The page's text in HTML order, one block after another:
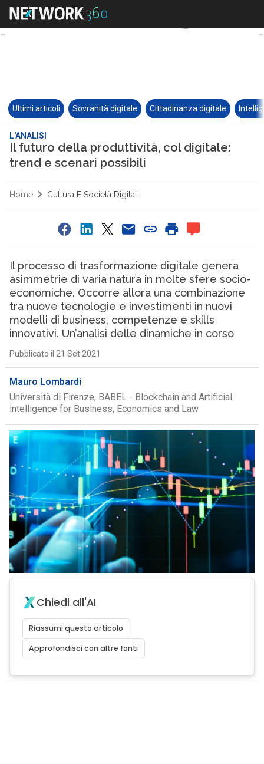
Ultimi articoli Sovranità digitale Cittadinanza digitale
L'ANALISI
Il futuro della produttività, col digitale:
trend e scenari possibili
Home Cultura E Società Digitali
Il processo di trasformazione digitale genera
asimmetrie di varia natura in molte sfere socio-
economiche. Occorre allora una combinazione
tra nuove tecnologie e investimenti in nuovi
modelli di business, competenze e skills
innovativi. Un’analisi delle dinamiche in corso
Pubblicato il 21 Set 2021
Mauro Lombardi
Università di Firenze, BABEL - Blockchain and Artificial
intelligence for Business, Economics and Law
Chiedi all'AI
Riassumi questo articolo
Approfondisci con altre fonti